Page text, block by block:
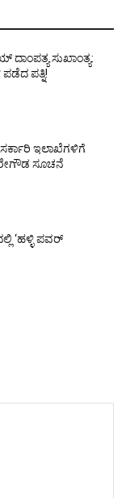
ಸುಖಾಂತ್ಯ:
ಪತ್ನಿ!
ಸರ್ಕಾರಿ ಇಲಾಖೆಗಳಿಗೆ
ಸೂಚನೆ
‘ಹಳ್ಳಿ ಪವರ್